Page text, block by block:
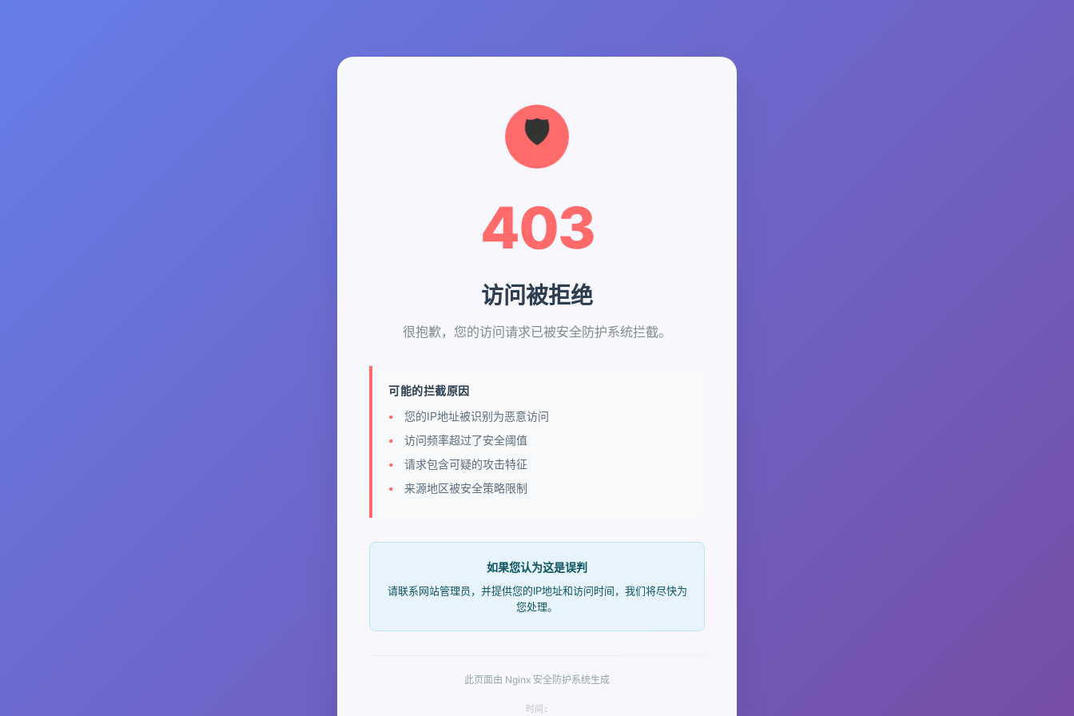
403
访问被拒绝
很抱歉，您的访问请求已被安全防护系统拦截。
可能的拦截原因
您的IP地址被识别为恶意访问
访问频率超过了安全阈值
请求包含可疑的攻击特征
来源地区被安全策略限制
如果您认为这是误判
请联系网站管理员，并提供您的IP地址和访问时间，我们将尽快为
您处理。
此页面由 Nginx 安全防护系统生成
时间: